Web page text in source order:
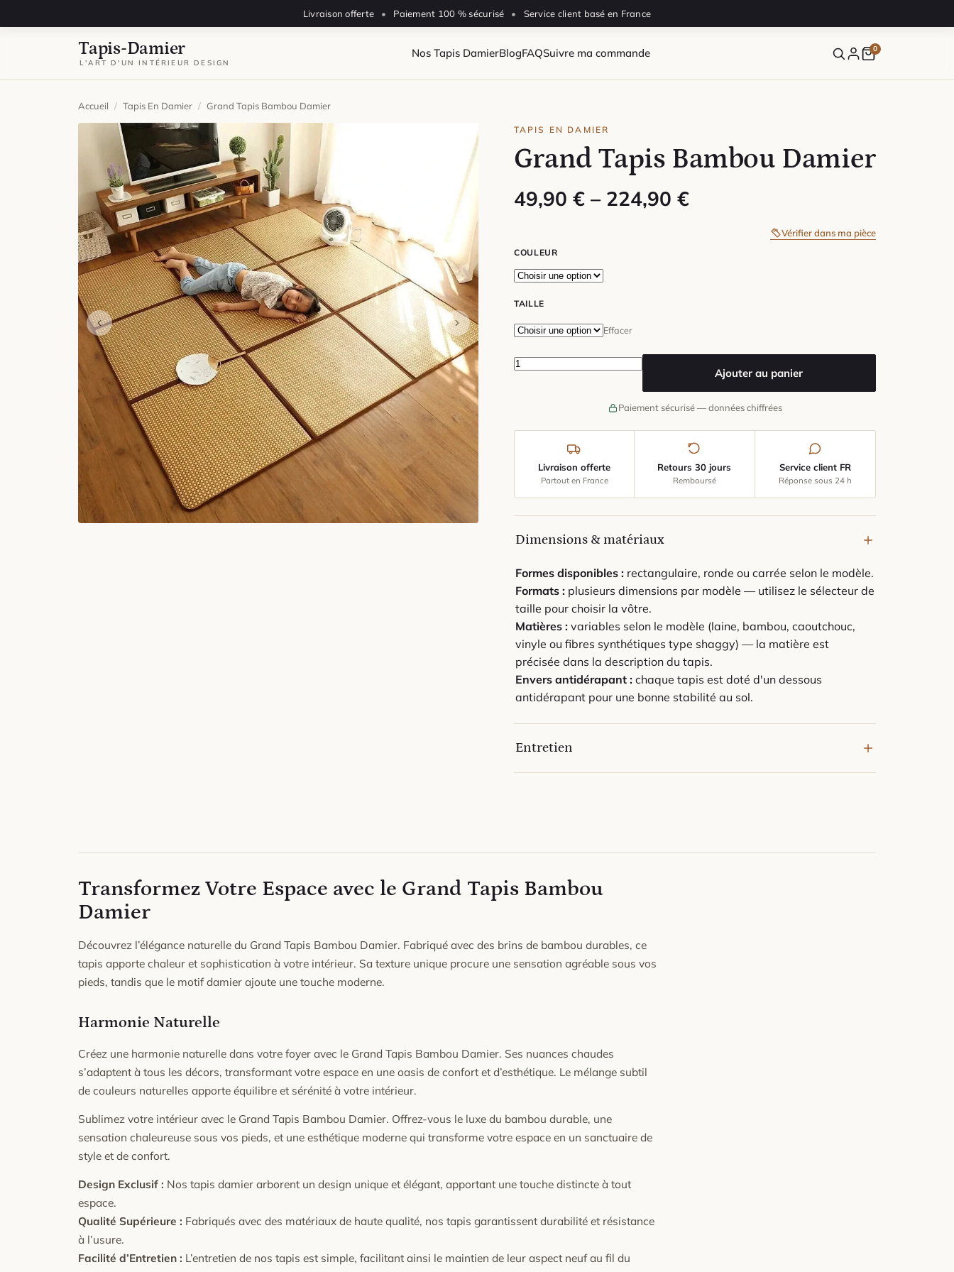
Livraison offerte • Paiement 100 % sécurisé • Service client basé en France
Tapis-Damier
L'ART D'UN INTÉRIEUR DESIGN
Nos Tapis DamierBlogFAQSuivre ma commande 0
Accueil / Tapis En Damier / Grand Tapis Bambou Damier
TAPIS EN DAMIER
Grand Tapis Bambou Damier
49,90 €– 224,90 €
Plage de prix : 49,90 € à 224,90 €
Vérifier dans ma pièce
COULEUR
TAILLE
Effacer
quantité de Grand Tapis Bambou Damier
Ajouter au panier
Paiement sécurisé — données chiffrées
Livraison offerte
Partout en France
Retours 30 jours
Remboursé
Service client FR
Réponse sous 24 h
Dimensions & matériaux
Formes disponibles :rectangulaire, ronde ou carrée selon le modèle.
Formats :plusieurs dimensions par modèle — utilisez le sélecteur de
taille pour choisir la vôtre.
Matières :variables selon le modèle (laine, bambou, caoutchouc,
vinyle ou fibres synthétiques type shaggy) — la matière est
précisée dans la description du tapis.
Envers antidérapant :chaque tapis est doté d'un dessous
antidérapant pour une bonne stabilité au sol.
Entretien
Évitez l'humidité stagnante et l'exposition prolongée au soleil direct.
l'emplacement avec la tranche d'une pièce de monnaie, les fibres se
Transformez Votre Espace avec le Grand Tapis Bambou
Damier
Découvrez l’élégance naturelle du Grand Tapis Bambou Damier. Fabriqué avec des brins de bambou durables, ce
tapis apporte chaleur et sophistication à votre intérieur. Sa texture unique procure une sensation agréable sous vos
pieds, tandis que le motif damier ajoute une touche moderne.
Harmonie Naturelle
Créez une harmonie naturelle dans votre foyer avec le Grand Tapis Bambou Damier. Ses nuances chaudes
s’adaptent à tous les décors, transformant votre espace en une oasis de confort et d’esthétique. Le mélange subtil
de couleurs naturelles apporte équilibre et sérénité à votre intérieur.
Sublimez votre intérieur avec le Grand Tapis Bambou Damier. Offrez-vous le luxe du bambou durable, une
sensation chaleureuse sous vos pieds, et une esthétique moderne qui transforme votre espace en un sanctuaire de
style et de confort.
Design Exclusif : Nos tapis damier arborent un design unique et élégant, apportant une touche distincte à tout
espace.
Qualité Supérieure : Fabriqués avec des matériaux de haute qualité, nos tapis garantissent durabilité et résistance
à l’usure.
Facilité d’Entretien : L’entretien de nos tapis est simple, facilitant ainsi le maintien de leur aspect neuf au fil du